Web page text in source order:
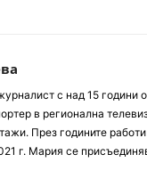
с над 15 години
в регионална
През годините
г. Мария се